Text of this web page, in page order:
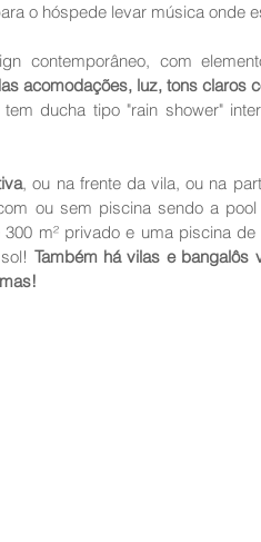
o hóspede levar música onde
contemporâneo, com
acomodações, luz, tons claros
ducha tipo "rain shower"
, ou na frente da vila, ou na
ou sem piscina sendo a pool
m² privado e uma piscina de
Também há vilas e bangalôs